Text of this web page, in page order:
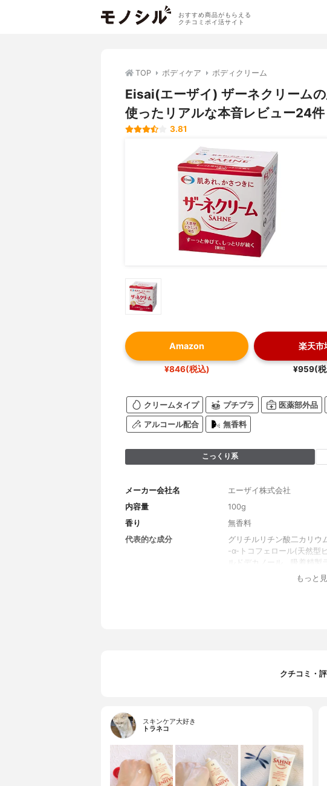
おすすめ商品がもらえる
クチコミポイ活サイト
TOP ボディケア ボディクリーム
Eisai(エーザイ) ザーネクリーム
使ったリアルな本音レビュー24件
3.81
Amazon
¥846(税込)
楽天市
¥959(
クリームタイプ プチプラ 医薬部外品
アルコール配合 無香料
こっくり系
メーカー会社名
エーザイ株式会社
内容量
100g
香り
無香料
代表的な成分
グリチルリチン酸二カリ
-α-トコフェロール(天然型
ルドデカノール、吸着精製
化型ステアリン酸プロピ
ミリスチン酸イソプロピ
もっと
クチコミ・
スキンケア大好き
トラネコ